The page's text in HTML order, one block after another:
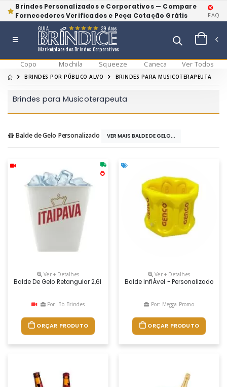
Brindes Personalizados e Corporativos — Compare
Fornecedores Verificados e Peça Cotação Grátis
FAQ
Marketplace dos Brindes Corporativos
GUIA 39 Anos
Copo Mochila Squeeze Caneca Ver Todos
BRINDES POR PÚBLICO ALVO BRINDES PARA MUSICOTERAPEUTA
Brindes para Musicoterapeuta
Balde de Gelo Personalizado VER MAIS BALDE DE GELO...
Ver + Detalhes
Balde De Gelo Retangular 2,6l Com Design Pratico E Moderno.
Por: Bb Brindes
ORÇAR PRODUTO
Ver + Detalhes
Balde InflÁvel - Personalizado De
Por: Megga Promo
ORÇAR PRODUTO